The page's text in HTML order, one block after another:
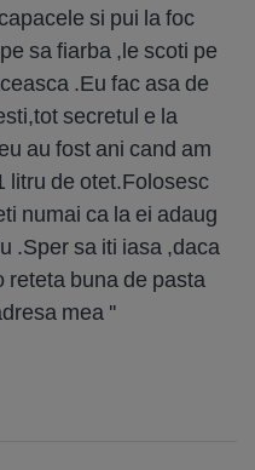
si pui la foc
sa fiarba ,le scoti pe
.Eu fac asa de
secretul e la
au fost ani cand am
litru de otet.Folosesc
numai ca la ei adaug
.Sper sa iti iasa ,daca
reteta buna de pasta
mea ''